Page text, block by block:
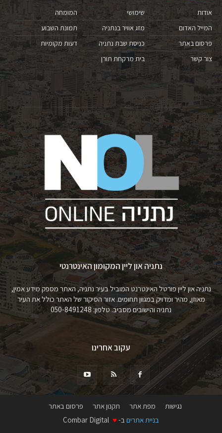
אודות
המייל האדום
פרסום באתר
צור קשר
שימושי
מזג אוויר בנתניה
כניסת שבת נתניה
בית מרקחת תורן
המומחה
תמונת השבוע
דעות מקומיות
נתניה און ליין המקומון האינטרנטי
נתניה און ליין פורטל האינטרנט המוביל בעיר נתניה, האתר מספק מידע אמין,
מאוזן, מהיר ומדויק במגוון תחומים. אזור הסיקור של האתר כולל את העיר
נתניה והישובים מסביב. טלפון: 050-8491248
עקוב אחרינו
נגישות מפת אתר תקנון אתר
פרסום באתר
בניית אתרים ב- ♥